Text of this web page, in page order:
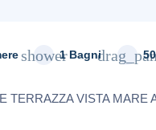
shower1 Bagni
TERRAZZA VISTA MARE